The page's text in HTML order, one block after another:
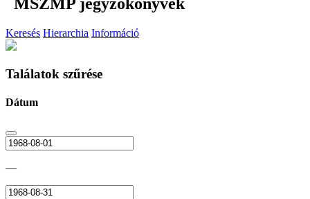
Keresés Hierarchia Információ
Találatok szűrése
Dátum
—